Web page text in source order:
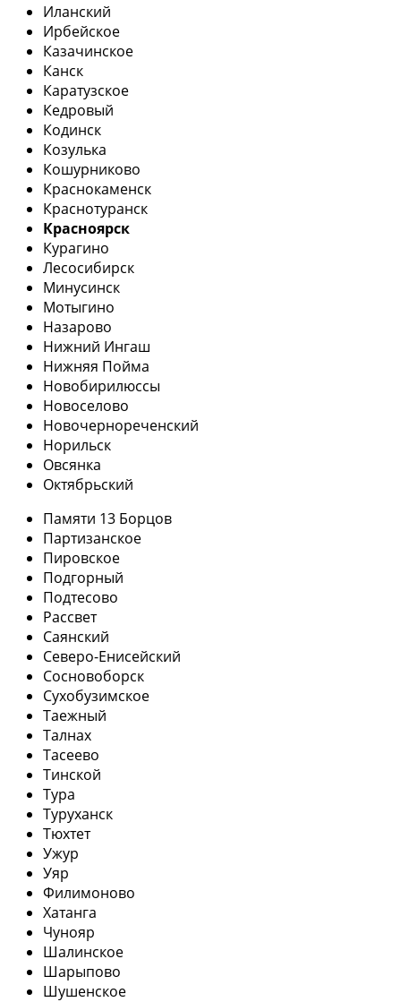
Иланский
Ирбейское
Казачинское
Канск
Каратузское
Кедровый
Кодинск
Козулька
Кошурниково
Краснокаменск
Краснотуранск
Красноярск
Курагино
Лесосибирск
Минусинск
Мотыгино
Назарово
Нижний Ингаш
Нижняя Пойма
Новобирилюссы
Новоселово
Новочернореченский
Норильск
Овсянка
Октябрьский
Памяти 13 Борцов
Партизанское
Пировское
Подгорный
Подтесово
Рассвет
Саянский
Северо-Енисейский
Сосновоборск
Сухобузимское
Таежный
Талнах
Тасеево
Тинской
Тура
Туруханск
Тюхтет
Ужур
Уяр
Филимоново
Хатанга
Чунояр
Шалинское
Шарыпово
Шушенское